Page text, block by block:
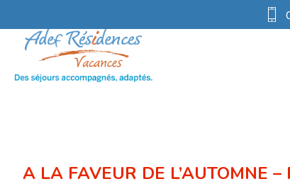
A LA FAVEUR DE L’AUTOMNE